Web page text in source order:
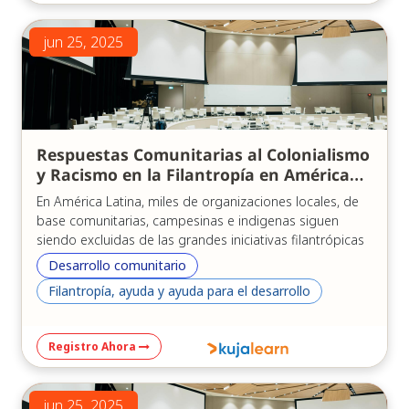
jun 25, 2025
Respuestas Comunitarias al Colonialismo
y Racismo en la Filantropía en América
Latina
En América Latina, miles de organizaciones locales, de
base comunitarias, campesinas e indigenas siguen
siendo excluidas de las grandes iniciativas filantrópicas
o de financiamiento internacional. Las causas de fondo
incluyen el racismo, el clasismo, la brecha rural-urbana,
el colonialismo interno y subregional, entre otros
Rurales (miembro de Alianza de Fondos del Sur), el
Fondo Emerger (miembro de Alianza de Fondos del Sur),
y el Instituto Procomum (miembro de Rede Comuá y
Alianza Territorial) compartirán sus experiencias
Desarrollo comunitario
Filantropía, ayuda y ayuda para el desarrollo
Registro Ahora